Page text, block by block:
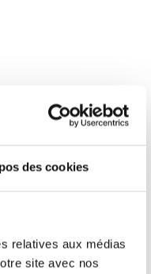
des cookies
relatives aux médias
site avec nos